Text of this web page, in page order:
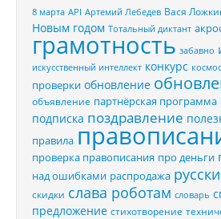
8 марта API Артемий Лебедев Вася
Новым годом Тотальный диктант
грамотность забавно
искусственный интеллект конкурс космос
проверки обновление
объявление партнёрская программа
подписка поздравление
правила
проверка правописания про деньги
над ошибками распродажа
скидки слава роботам словарь
предложение стихотворение